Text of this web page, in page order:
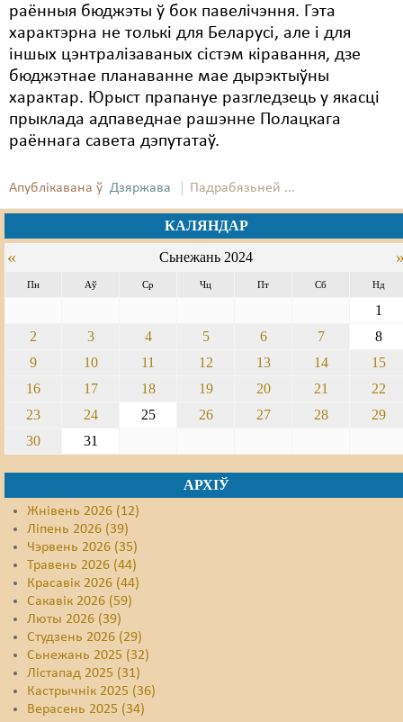
раённыя бюджэты ў бок павелічэння. Гэта
характэрна не толькі для Беларусі, але і для
іншых цэнтралізаваных сістэм кіравання, дзе
бюджэтнае планаванне мае дырэктыўны
характар. Юрыст прапануе разгледзець у якасці
прыклада адпаведнае рашэнне Полацкага
раённага савета дэпутатаў.
Апублікавана ў Дзяржава Падрабязьней ...
КАЛЯНДАР
« Сьнежань 2024
Пн Аў Ср Чц Пт Сб Нд
1
2
3 4 5 6 7
8
9
10 11 12 13 14
15
16
17 18 19 20 21
22
23
24 25 26 27 28
29
30
31
АРХІЎ
Жнівень 2026 (12)
Ліпень 2026 (39)
Чэрвень 2026 (35)
Травень 2026 (44)
Красавік 2026 (44)
Сакавік 2026 (59)
Люты 2026 (39)
Студзень 2026 (29)
Сьнежань 2025 (32)
Лістапад 2025 (31)
Кастрычнік 2025 (36)
Верасень 2025 (34)
Праваабаронцы
Правы дзіцяці
Пэнітэнцыярная сыстэма
Рознае
Свабода слова
Свабода сумленьня
Экалёгія
Правы працоўных
Сацыяльныя правы